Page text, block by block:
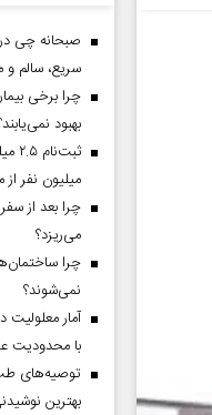
سریع، سالم
چرا برخی
بهبود
میلیون نفر از
چرا بعد از
می‌ریزد؟
چرا
نمی‌شوند؟
با محدودیت
توصیه‌های طب
بهترین